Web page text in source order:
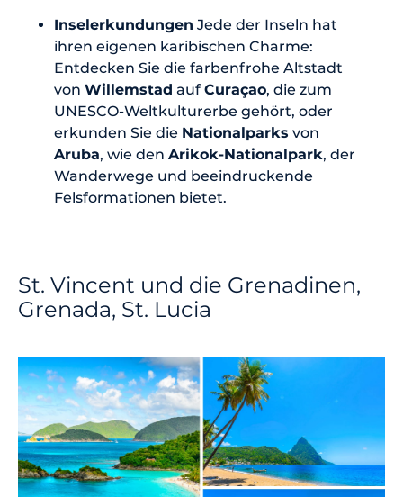
Inselerkundungen Jede der Inseln hat
ihren eigenen karibischen Charme:
Entdecken Sie die farbenfrohe Altstadt
von Willemstad auf Curaçao, die zum
UNESCO-Weltkulturerbe gehört, oder
erkunden Sie die Nationalparks von
Aruba, wie den Arikok-Nationalpark, der
Wanderwege und beeindruckende
Felsformationen bietet.
St. Vincent und die Grenadinen,
Grenada, St. Lucia